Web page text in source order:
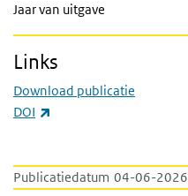
Publicatiedatum 04-06-2026
Jaar van uitgave
Links
Download publicatie
DOI